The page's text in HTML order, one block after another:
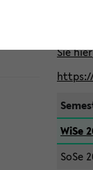
Sie hier
WiSe
SoSe